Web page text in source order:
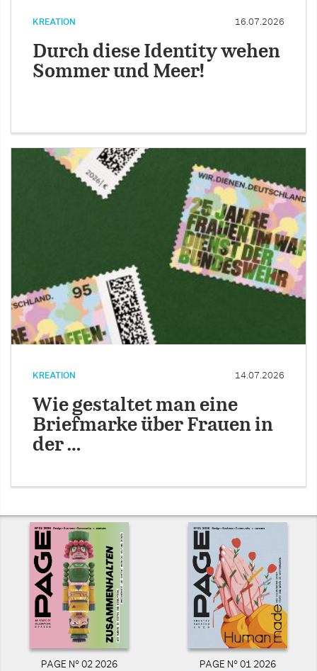
KREATION 16.07.2026
Durch diese Identity wehen
Sommer und Meer!
KREATION 14.07.2026
Wie gestaltet man eine
Briefmarke über Frauen in
der …
PAGE N° 02 2026 PAGE N° 01 2026